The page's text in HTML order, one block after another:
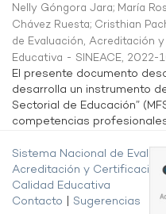
Nelly Góngora Jara; María
Chávez Ruesta; Cristhian
de Evaluación, Acreditación
Educativa - SINEACE, 2022-
El presente documento
desarrolla un instrumento
Sectorial de Educación”
competencias profesionales
Sistema Nacional de
Acreditación y Certificación
Calidad Educativa
Contacto
Sugerencias